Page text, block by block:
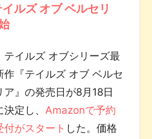
ルズ オブ ベルセリ
テイルズ オブシリーズ最
作『テイルズ オブ ベルセ
ア』の発売日が8月18日
決定し、 Amazonで予約
付がスタート した。価格